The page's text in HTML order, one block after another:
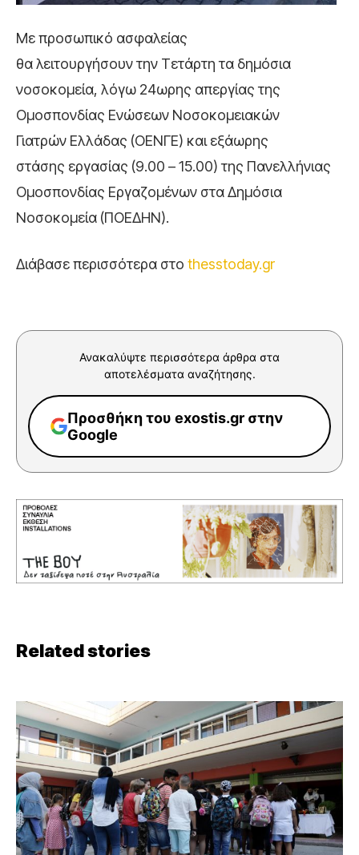
Με προσωπικό ασφαλείας
θα λειτουργήσουν την Τετάρτη τα δημόσια
νοσοκομεία, λόγω 24ωρης απεργίας της
Ομοσπονδίας Ενώσεων Νοσοκομειακών
Γιατρών Ελλάδας (ΟΕΝΓΕ) και εξάωρης
στάσης εργασίας (9.00 – 15.00) της Πανελλήνιας
Ομοσπονδίας Εργαζομένων στα Δημόσια
Νοσοκομεία (ΠΟΕΔΗΝ).
Διάβασε περισσότερα στο thesstoday.gr
Ανακαλύψτε περισσότερα άρθρα στα
αποτελέσματα αναζήτησης.
Προσθήκη του exostis.gr στην
Google
Related stories